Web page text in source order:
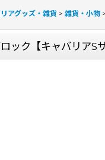
アグッズ・雑貨 > 雑貨・小物 >
ック【キャバリアSサ